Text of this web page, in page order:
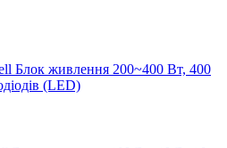
Блок живлення 200~400 Вт, 400
(LED)